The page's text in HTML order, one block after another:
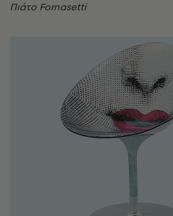
Πιάτο Fornasetti